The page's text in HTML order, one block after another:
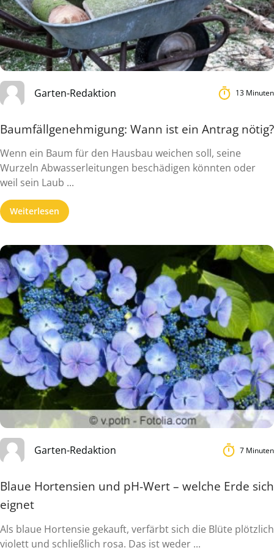
Garten-Redaktion 13 Minuten
Baumfällgenehmigung: Wann ist ein Antrag nötig?
Wenn ein Baum für den Hausbau weichen soll, seine
Wurzeln Abwasserleitungen beschädigen könnten oder
weil sein Laub ...
Weiterlesen
Garten-Redaktion 7 Minuten
Blaue Hortensien und pH-Wert – welche Erde sich
eignet
Als blaue Hortensie gekauft, verfärbt sich die Blüte plötzlich
violett und schließlich rosa. Das ist weder ...